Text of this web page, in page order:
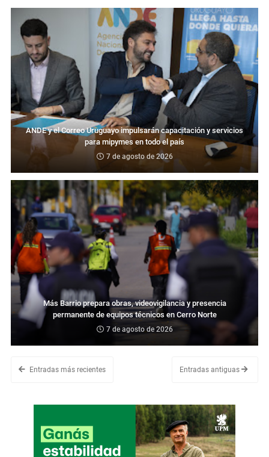
ANDE y el Correo Uruguayo impulsarán capacitación y servicios
para mipymes en todo el país
7 de agosto de 2026
Más Barrio prepara obras, videovigilancia y presencia
permanente de equipos técnicos en Cerro Norte
7 de agosto de 2026
Entradas más recientes Entradas antiguas